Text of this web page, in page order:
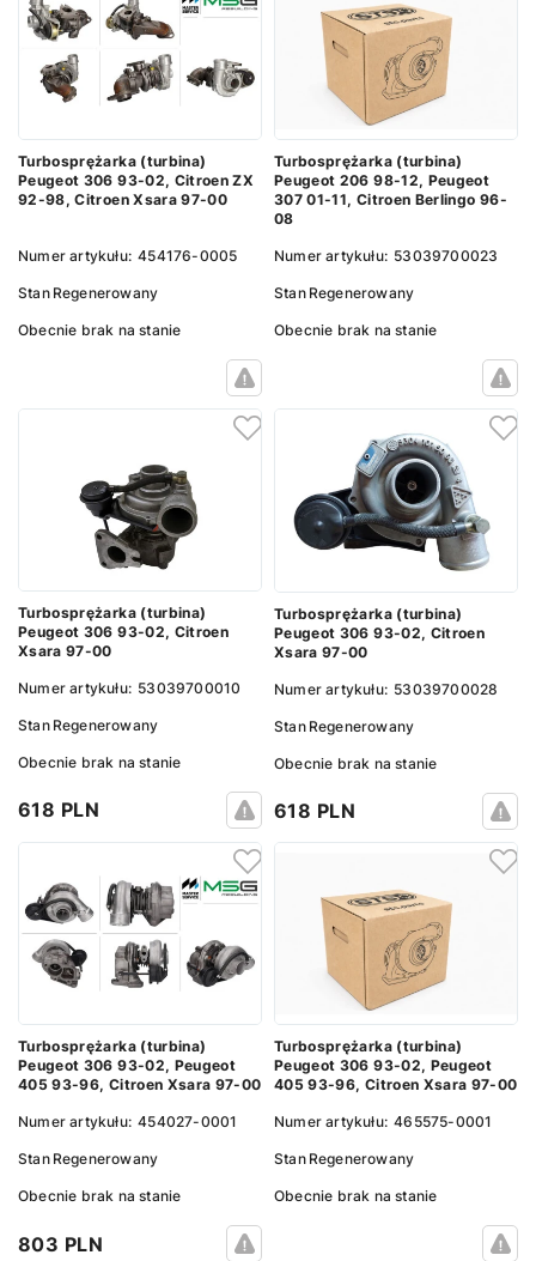
Turbosprężarka (turbina)
Peugeot 306 93-02, Citroen ZX
92-98, Citroen Xsara 97-00
Numer artykułu: 454176-0005
Stan Regenerowany
Obecnie brak na stanie
Turbosprężarka (turbina)
Peugeot 206 98-12, Peugeot
307 01-11, Citroen Berlingo 96-
08
Numer artykułu: 53039700023
Stan Regenerowany
Obecnie brak na stanie
Turbosprężarka (turbina)
Peugeot 306 93-02, Citroen
Xsara 97-00
Numer artykułu: 53039700010
Stan Regenerowany
Obecnie brak na stanie
618 PLN
Turbosprężarka (turbina)
Peugeot 306 93-02, Citroen
Xsara 97-00
Numer artykułu: 53039700028
Stan Regenerowany
Obecnie brak na stanie
618 PLN
Turbosprężarka (turbina)
Peugeot 306 93-02, Peugeot
405 93-96, Citroen Xsara 97-00
Numer artykułu: 454027-0001
Stan Regenerowany
Obecnie brak na stanie
803 PLN
Turbosprężarka (turbina)
Peugeot 306 93-02, Peugeot
405 93-96, Citroen Xsara 97-00
Numer artykułu: 465575-0001
Stan Regenerowany
Obecnie brak na stanie